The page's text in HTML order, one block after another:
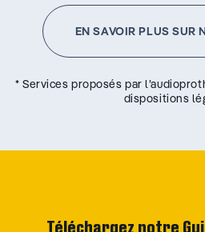
EN SAVOIR PLUS SUR
* Services proposés par
dispositions
Téléchargez notre